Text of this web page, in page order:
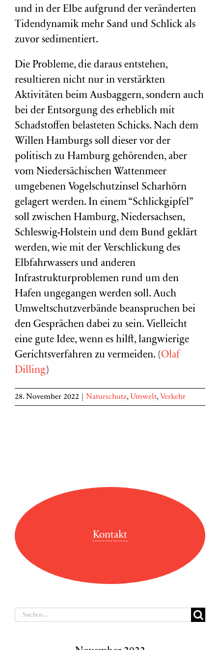
und in der Elbe aufgrund der veränderten
Tidendynamik mehr Sand und Schlick als
zuvor sedimentiert.
Die Probleme, die daraus entstehen,
resultieren nicht nur in verstärkten
Aktivitäten beim Ausbaggern, sondern auch
bei der Entsorgung des erheblich mit
Schadstoffen belasteten Schicks. Nach dem
Willen Hamburgs soll dieser vor der
politisch zu Hamburg gehörenden, aber
vom Niedersächischen Wattenmeer
umgebenen Vogelschutzinsel Scharhörn
gelagert werden. In einem “Schlickgipfel”
soll zwischen Hamburg, Niedersachsen,
Schleswig-Holstein und dem Bund geklärt
werden, wie mit der Verschlickung des
Elbfahrwassers und anderen
Infrastrukturproblemen rund um den
Hafen ungegangen werden soll. Auch
Umweltschutzverbände beanspruchen bei
den Gesprächen dabei zu sein. Vielleicht
eine gute Idee, wenn es hilft, langwierige
Gerichtsverfahren zu vermeiden. (Olaf
Dilling)
28. November 2022 Naturschutz, Umwelt, Verkehr
Kontakt
Suche